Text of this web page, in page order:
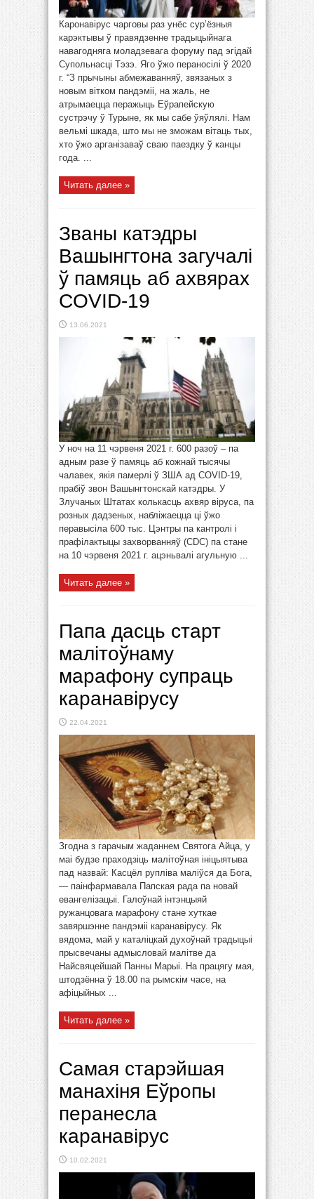
Каронавірус чарговы раз унёс сур’ёзныя
карэктывы ў правядзенне традыцыйнага
навагодняга моладзевага форуму пад эгідай
Супольнасці Тэзэ. Яго ўжо пераносілі ў 2020
г. “З прычыны абмежаванняў, звязаных з
новым вітком пандэміі, на жаль, не
атрымаецца перажыць Еўрапейскую
сустрэчу ў Турыне, як мы сабе ўяўлялі. Нам
вельмі шкада, што мы не зможам вітаць тых,
хто ўжо арганізаваў сваю паездку ў канцы
года. ...
Читать далее »
Званы катэдры
Вашынгтона загучалі
ў памяць аб ахвярах
COVID-19
13.06.2021
У ноч на 11 чэрвеня 2021 г. 600 разоў – па
адным разе ў памяць аб кожнай тысячы
чалавек, якія памерлі ў ЗША ад COVID-19,
прабіў звон Вашынгтонскай катэдры. У
Злучаных Штатах колькасць ахвяр віруса, па
розных дадзеных, набліжаецца ці ўжо
перавысіла 600 тыс. Цэнтры па кантролі і
прафілактыцы захворванняў (CDC) па стане
на 10 чэрвеня 2021 г. ацэньвалі агульную ...
Читать далее »
Папа дасць старт
малітоўнаму
марафону супраць
каранавірусу
22.04.2021
Згодна з гарачым жаданнем Святога Айца, у
маі будзе праходзіць малітоўная ініцыятыва
пад назвай: Касцёл рупліва маліўся да Бога,
— паінфармавала Папская рада па новай
евангелізацыі. Галоўнай інтэнцыяй
ружанцовага марафону стане хуткае
завяршэнне пандэміі каранавірусу. Як
вядома, май у каталіцкай духоўнай традыцыі
прысвечаны адмысловай малітве да
Найсвяцейшай Панны Марыі. На працягу мая,
штодзённа ў 18.00 па рымскім часе, на
афіцыйных ...
Читать далее »
Самая старэйшая
манахіня Еўропы
перанесла
каранавірус
10.02.2021